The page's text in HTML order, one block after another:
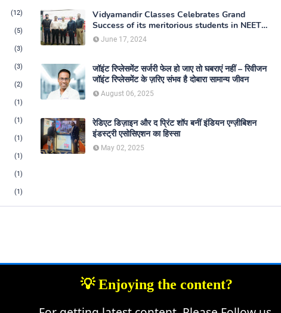
(12)
(5)
(3)
(3)
(2)
(1)
(1)
(1)
(1)
(1)
(1)
Vidyamandir Classes Celebrates Grand
Success of its meritorious students in NEET
2024
June 17, 2024
जॉइंट रिप्लेसमेंट सर्जरी फेल हो जाए तो घबराएं नहीं – रिवीजन
जॉइंट रिप्लेसमेंट के ज़रिए संभव है दोबारा सामान्य जीवन
August 06, 2025
रेडिएट डिज़ाइन और द प्रिंट शॉप बनीं इंडियन एग्ज़ीबिशन
इंडस्ट्री एसोसिएशन का हिस्सा
May 02, 2025
💡 Enjoying the content?